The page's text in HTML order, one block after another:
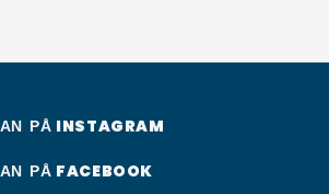
PÅ INSTAGRAM
PÅ FACEBOOK